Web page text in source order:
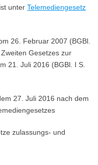
unter Telemediengesetz
26. Februar 2007 (BGBl.
Gesetzes zur
21. Juli 2016 (BGBl. I S.
27. Juli 2016 nach dem
zulassungs- und